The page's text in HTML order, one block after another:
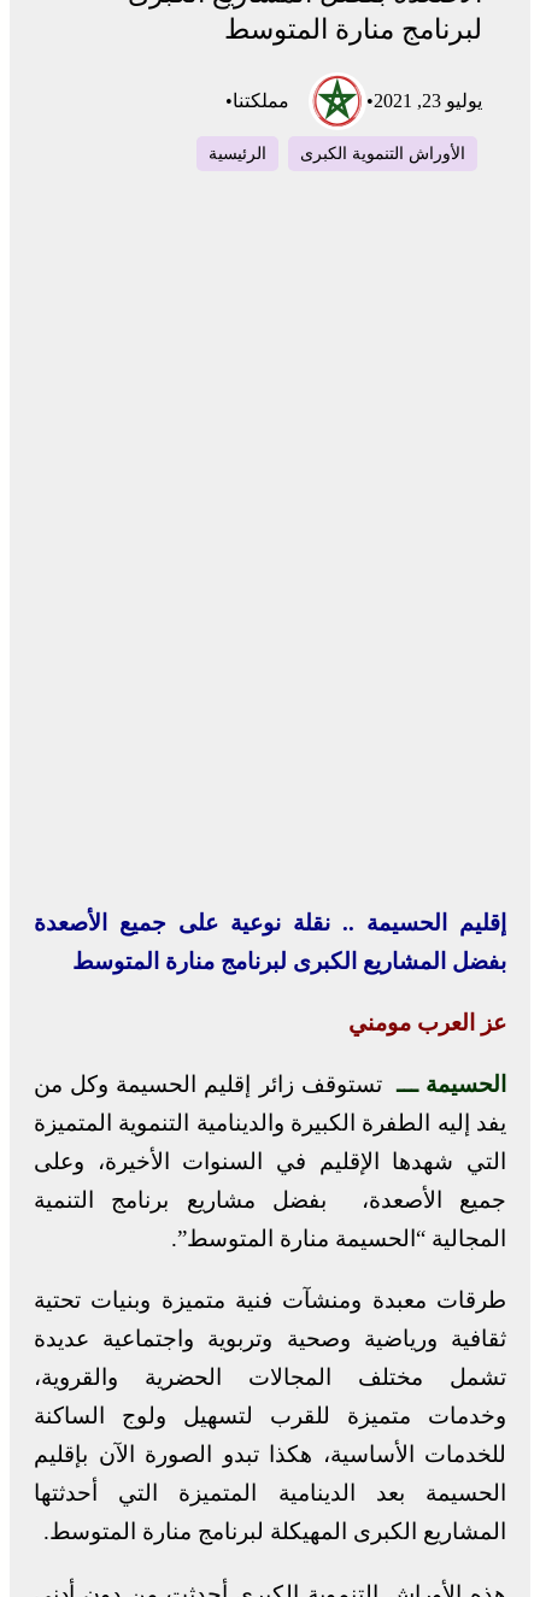
لبرنامج منارة المتوسط
يوليو 23, 2021 • مملكتنا•
الأوراش التنموية الكبرى الرئيسية
إقليم الحسيمة .. نقلة نوعية على جميع الأصعدة
بفضل المشاريع الكبرى لبرنامج منارة المتوسط
عز العرب مومني
الحسيمة ـــتستوقف زائر إقليم الحسيمة وكل من
يفد إليه الطفرة الكبيرة والدينامية التنموية المتميزة
التي شهدها الإقليم في السنوات الأخيرة، وعلى
جميع الأصعدة، بفضل مشاريع برنامج التنمية
المجالية “الحسيمة منارة المتوسط”.
طرقات معبدة ومنشآت فنية متميزة وبنيات تحتية
ثقافية ورياضية وصحية وتربوية واجتماعية عديدة
تشمل مختلف المجالات الحضرية والقروية،
وخدمات متميزة للقرب لتسهيل ولوج الساكنة
للخدمات الأساسية، هكذا تبدو الصورة الآن بإقليم
الحسيمة بعد الدينامية المتميزة التي أحدثتها
المشاريع الكبرى المهيكلة لبرنامج منارة المتوسط.